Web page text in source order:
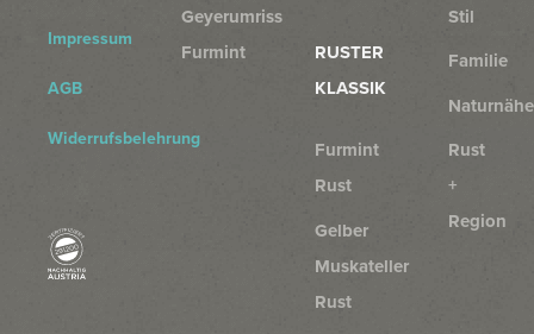
Impressum
AGB
Widerrufsbelehrung
Geyerumriss
Furmint
RUSTER
KLASSIK
Furmint
Rust
Gelber
Muskateller
Rust
Stil
Familie
Naturnähe
Rust
+
Region